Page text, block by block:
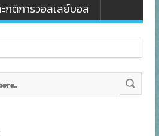
กติการวอลเลย์บอล